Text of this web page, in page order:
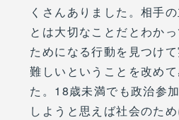
くさんありました。相手
とは大切なことだとわか
ためになる行動を見つけ
難しいということを改め
た。18歳未満でも政治参
しようと思えば社会のた